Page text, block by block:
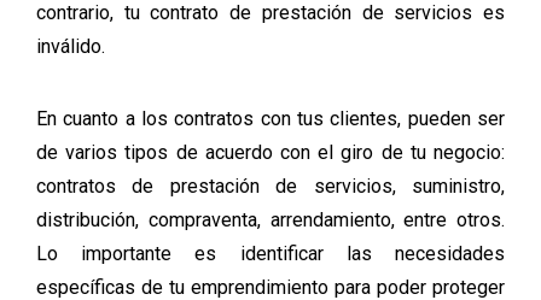
contrario, tu contrato de prestación de servicios es
inválido.
En cuanto a los contratos con tus clientes, pueden ser
de varios tipos de acuerdo con el giro de tu negocio:
contratos de prestación de servicios, suministro,
distribución, compraventa, arrendamiento, entre otros.
Lo importante es identificar las necesidades
específicas de tu emprendimiento para poder proteger